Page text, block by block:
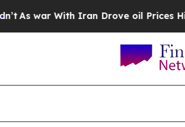
Iran Drove oil Prices Higher, Trump